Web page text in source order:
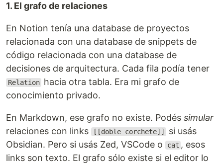
1. El grafo de relaciones
En Notion tenía una database de proyectos
relacionada con una database de snippets de
código relacionada con una database de
decisiones de arquitectura. Cada fila podía tener
Relation hacia otra tabla. Era mi grafo de
conocimiento privado.
En Markdown, ese grafo no existe. Podés simular
relaciones con links
[[doble corchete]]
si usás
Obsidian. Pero si usás Zed, VSCode o
cat , esos
links son texto. El grafo sólo existe si el editor lo